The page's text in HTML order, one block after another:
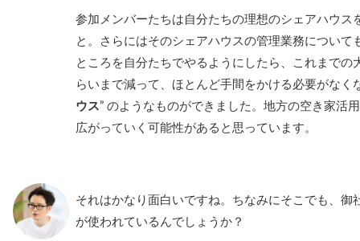
参加メンバーたちは自分たちの理想のシェアハウス
と。さらにはそのシェアハウスの管理業務について
ところを自分たちでやるようにしたら、これまで
らいまで減って、ほとんど手間をかける必要がなく
ウス” のようなものができました。地方の空き家活
広がっていく可能性があると思っています。
それはかなり面白いですね。ちなみにそこでも、御
が使われているんでしょうか？